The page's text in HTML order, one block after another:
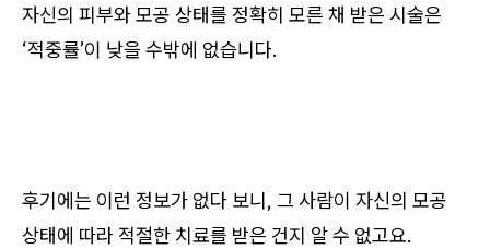
자신의 피부와 모공 상태를 정확히 모른 채 받은 시술은
‘적중률’이 낮을 수밖에 없습니다.
후기에는 이런 정보가 없다 보니, 그 사람이 자신의 모공
상태에 따라 적절한 치료를 받은 건지 알 수 없고요.